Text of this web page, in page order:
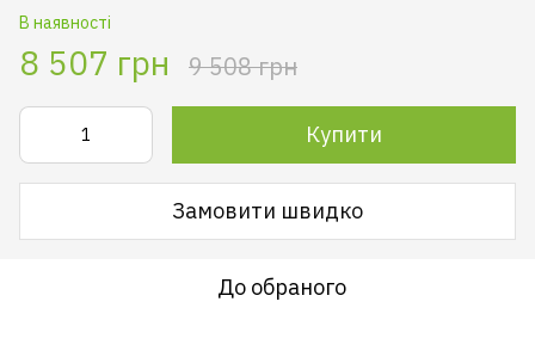
В наявності
8 507 грн 9 508 грн
Купити
Замовити швидко
До обраного